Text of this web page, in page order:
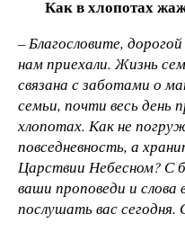
Как в хлопотах
– Благословите,
нам приехали. Жизнь
связана с заботами о
семьи, почти весь день
хлопотах. Как не
повседневность, а
Царствии Небесном? С
ваши проповеди и
послушать вас сегодня.